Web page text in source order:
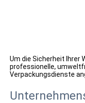
Um die Sicherheit Ihrer
professionelle,
Verpackungsdienste